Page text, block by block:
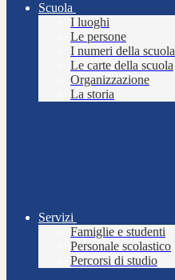
Scuola
I luoghi
Le persone
I numeri della scuola
Le carte della scuola
Organizzazione
La storia
Servizi
Famiglie e studenti
Personale scolastico
Percorsi di studio